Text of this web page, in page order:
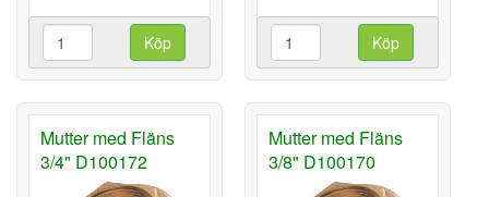
Köp Köp
Mutter med Fläns
3/4" D100172
Mutter med Fläns
3/8" D100170